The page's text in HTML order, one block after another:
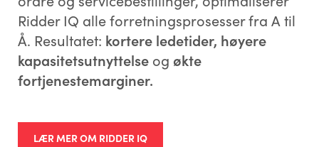
Ridder IQ alle forretningsprosesser fra A til
Å. Resultatet: kortere ledetider, høyere
kapasitetsutnyttelse og økte
fortjenestemarginer.
LÆR MER OM RIDDER IQ